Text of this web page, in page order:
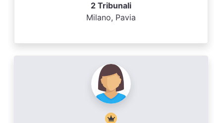
2 Tribunali
Milano, Pavia